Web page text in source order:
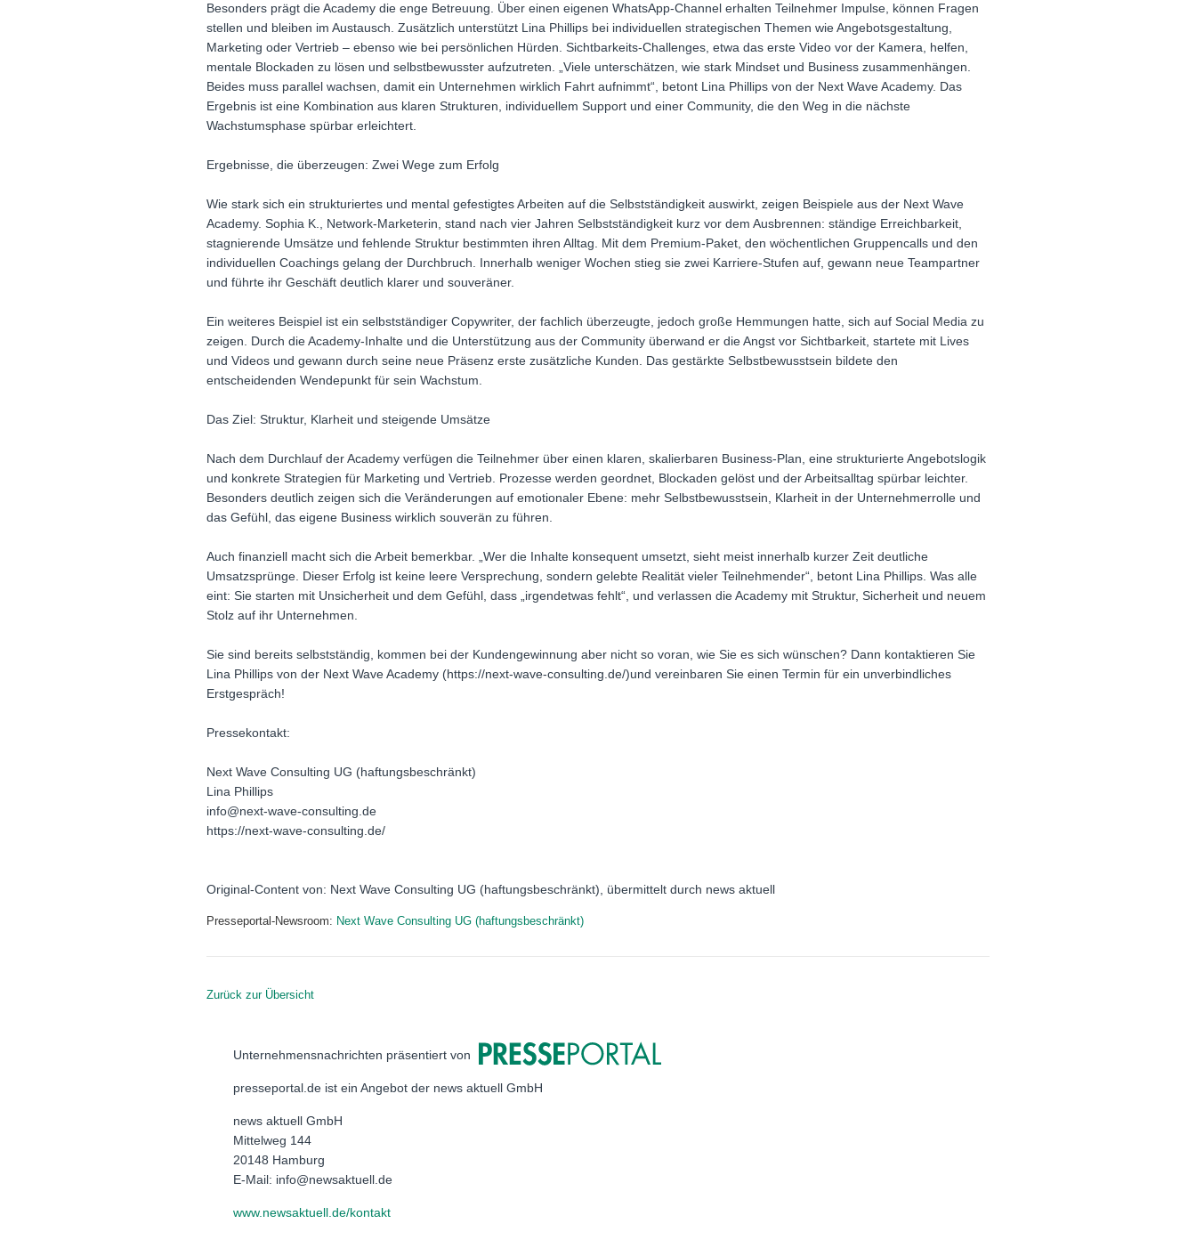
Besonders prägt die Academy die enge Betreuung. Über einen eigenen WhatsApp-Channel erhalten Teilnehmer Impulse, können Fragen
stellen und bleiben im Austausch. Zusätzlich unterstützt Lina Phillips bei individuellen strategischen Themen wie Angebotsgestaltung,
Marketing oder Vertrieb – ebenso wie bei persönlichen Hürden. Sichtbarkeits-Challenges, etwa das erste Video vor der Kamera, helfen,
mentale Blockaden zu lösen und selbstbewusster aufzutreten. „Viele unterschätzen, wie stark Mindset und Business zusammenhängen.
Beides muss parallel wachsen, damit ein Unternehmen wirklich Fahrt aufnimmt“, betont Lina Phillips von der Next Wave Academy. Das
Ergebnis ist eine Kombination aus klaren Strukturen, individuellem Support und einer Community, die den Weg in die nächste
Wachstumsphase spürbar erleichtert.
Ergebnisse, die überzeugen: Zwei Wege zum Erfolg
Wie stark sich ein strukturiertes und mental gefestigtes Arbeiten auf die Selbstständigkeit auswirkt, zeigen Beispiele aus der Next Wave
Academy. Sophia K., Network-Marketerin, stand nach vier Jahren Selbstständigkeit kurz vor dem Ausbrennen: ständige Erreichbarkeit,
stagnierende Umsätze und fehlende Struktur bestimmten ihren Alltag. Mit dem Premium-Paket, den wöchentlichen Gruppencalls und den
individuellen Coachings gelang der Durchbruch. Innerhalb weniger Wochen stieg sie zwei Karriere-Stufen auf, gewann neue Teampartner
und führte ihr Geschäft deutlich klarer und souveräner.
Ein weiteres Beispiel ist ein selbstständiger Copywriter, der fachlich überzeugte, jedoch große Hemmungen hatte, sich auf Social Media zu
zeigen. Durch die Academy-Inhalte und die Unterstützung aus der Community überwand er die Angst vor Sichtbarkeit, startete mit Lives
und Videos und gewann durch seine neue Präsenz erste zusätzliche Kunden. Das gestärkte Selbstbewusstsein bildete den
entscheidenden Wendepunkt für sein Wachstum.
Das Ziel: Struktur, Klarheit und steigende Umsätze
Nach dem Durchlauf der Academy verfügen die Teilnehmer über einen klaren, skalierbaren Business-Plan, eine strukturierte Angebotslogik
und konkrete Strategien für Marketing und Vertrieb. Prozesse werden geordnet, Blockaden gelöst und der Arbeitsalltag spürbar leichter.
Besonders deutlich zeigen sich die Veränderungen auf emotionaler Ebene: mehr Selbstbewusstsein, Klarheit in der Unternehmerrolle und
das Gefühl, das eigene Business wirklich souverän zu führen.
Auch finanziell macht sich die Arbeit bemerkbar. „Wer die Inhalte konsequent umsetzt, sieht meist innerhalb kurzer Zeit deutliche
Umsatzsprünge. Dieser Erfolg ist keine leere Versprechung, sondern gelebte Realität vieler Teilnehmender“, betont Lina Phillips. Was alle
eint: Sie starten mit Unsicherheit und dem Gefühl, dass „irgendetwas fehlt“, und verlassen die Academy mit Struktur, Sicherheit und neuem
Stolz auf ihr Unternehmen.
Sie sind bereits selbstständig, kommen bei der Kundengewinnung aber nicht so voran, wie Sie es sich wünschen? Dann kontaktieren Sie
Lina Phillips von der Next Wave Academy (https://next-wave-consulting.de/)und vereinbaren Sie einen Termin für ein unverbindliches
Erstgespräch!
Pressekontakt:
Next Wave Consulting UG (haftungsbeschränkt)
Lina Phillips
info@next-wave-consulting.de
https://next-wave-consulting.de/
Original-Content von: Next Wave Consulting UG (haftungsbeschränkt), übermittelt durch news aktuell
Presseportal-Newsroom: Next Wave Consulting UG (haftungsbeschränkt)
Zurück zur Übersicht
Unternehmensnachrichten präsentiert von
presseportal.de ist ein Angebot der news aktuell GmbH
news aktuell GmbH
Mittelweg 144
20148 Hamburg
E-Mail: info@newsaktuell.de
www.newsaktuell.de/kontakt